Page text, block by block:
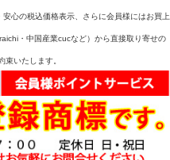
心の税込価格表示、さらに会員様にはお買上
・中国産業cucなど）から直接取り寄せの
いたします。